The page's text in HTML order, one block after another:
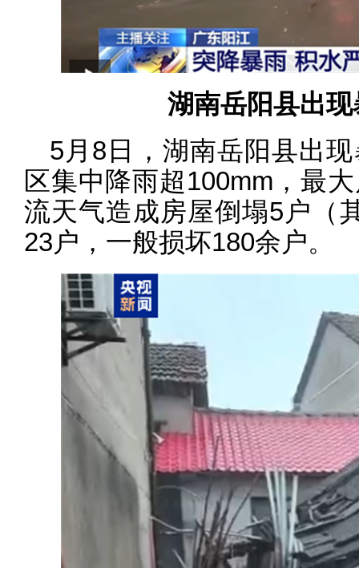
湖南岳阳县出
5月8日，湖南岳阳县出
区集中降雨超100mm，最
流天气造成房屋倒塌5户（
23户，一般损坏180余户。